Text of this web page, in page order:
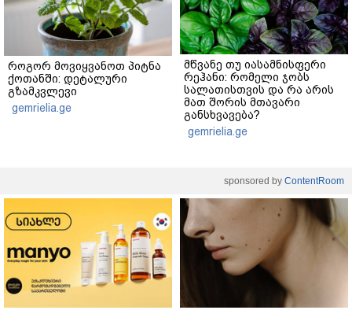
როგორ მოვიყვანოთ პიტნა
ქოთანში: დეტალური
გზამკვლევი
gemrielia.ge
მწვანე თუ იასამნისფერი
რეჰანი: რომელი ჯობს
სალათისთვის და რა არის
მათ შორის მთავარი
განსხვავება?
gemrielia.ge
sponsored by ContentRoom